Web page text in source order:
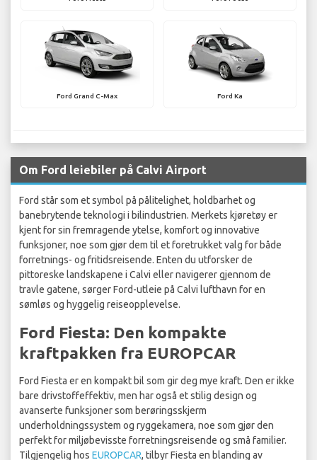
Ford Grand C-Max Ford Ka
Om Ford leiebiler på Calvi Airport
Ford står som et symbol på pålitelighet, holdbarhet og
banebrytende teknologi i bilindustrien. Merkets kjøretøy er
kjent for sin fremragende ytelse, komfort og innovative
funksjoner, noe som gjør dem til et foretrukket valg for både
forretnings- og fritidsreisende. Enten du utforsker de
pittoreske landskapene i Calvi eller navigerer gjennom de
travle gatene, sørger Ford-utleie på Calvi lufthavn for en
sømløs og hyggelig reiseopplevelse.
Ford Fiesta: Den kompakte
kraftpakken fra EUROPCAR
Ford Fiesta er en kompakt bil som gir deg mye kraft. Den er ikke
bare drivstoffeffektiv, men har også et stilig design og
avanserte funksjoner som berøringsskjerm
underholdningssystem og ryggekamera, noe som gjør den
perfekt for miljøbevisste forretningsreisende og små familier.
Tilgjengelig hos EUROPCAR, tilbyr Fiesta en blanding av